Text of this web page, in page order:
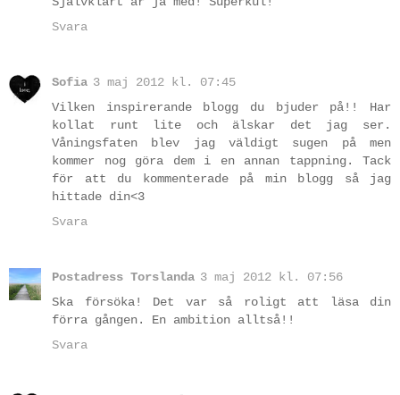
Svara
Sofia 3 maj 2012 kl. 07:45
Vilken inspirerande blogg du bjuder på!! Har
kollat runt lite och älskar det jag ser.
Våningsfaten blev jag väldigt sugen på men
kommer nog göra dem i en annan tappning. Tack
för att du kommenterade på min blogg så jag
hittade din<3
Svara
Postadress Torslanda 3 maj 2012 kl. 07:56
Ska försöka! Det var så roligt att läsa din
förra gången. En ambition alltså!!
Svara